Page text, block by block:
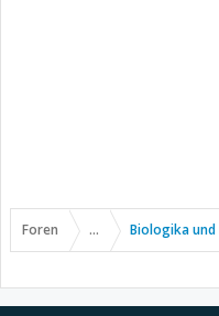
Foren ... Biologika und